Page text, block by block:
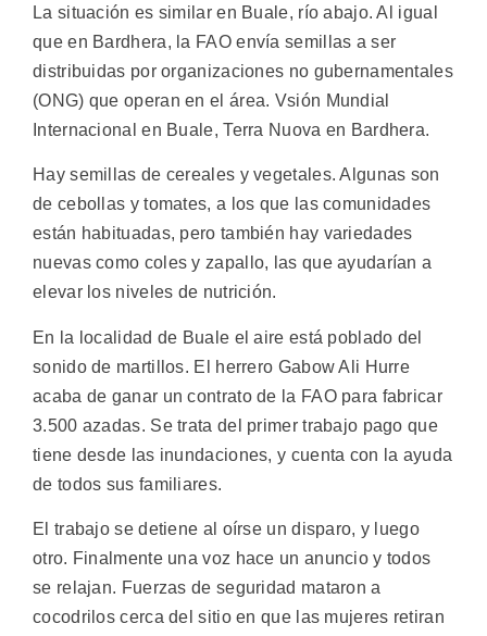
La situación es similar en Buale, río abajo. Al igual
que en Bardhera, la FAO envía semillas a ser
distribuidas por organizaciones no gubernamentales
(ONG) que operan en el área. Vsión Mundial
Internacional en Buale, Terra Nuova en Bardhera.
Hay semillas de cereales y vegetales. Algunas son
de cebollas y tomates, a los que las comunidades
están habituadas, pero también hay variedades
nuevas como coles y zapallo, las que ayudarían a
elevar los niveles de nutrición.
En la localidad de Buale el aire está poblado del
sonido de martillos. El herrero Gabow Ali Hurre
acaba de ganar un contrato de la FAO para fabricar
3.500 azadas. Se trata del primer trabajo pago que
tiene desde las inundaciones, y cuenta con la ayuda
de todos sus familiares.
El trabajo se detiene al oírse un disparo, y luego
otro. Finalmente una voz hace un anuncio y todos
se relajan. Fuerzas de seguridad mataron a
cocodrilos cerca del sitio en que las mujeres retiran